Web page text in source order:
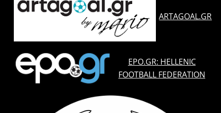
ARTAGOAL.GR
EPO.GR: HELLENIC
FOOTBALL FEDERATION